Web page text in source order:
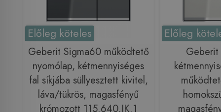
Előleg köteles
Geberit Sigma60 működtető
nyomólap, kétmennyiséges
fal síkjába süllyesztett kivitel,
láva/tükrös, magasfényű
krómozott 115.640.JK.1
Előleg